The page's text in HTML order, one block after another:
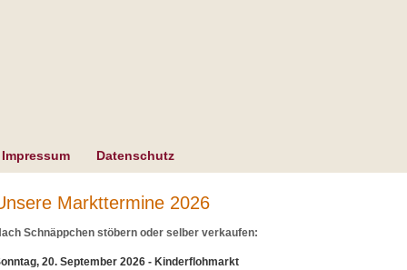
Impressum Datenschutz
Markttermine 2026
Schnäppchen stöbern oder selber verkaufen:
20. September 2026 - Kinderflohmarkt